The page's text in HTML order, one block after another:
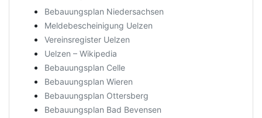
Bebauungsplan Niedersachsen
Meldebescheinigung Uelzen
Vereinsregister Uelzen
Uelzen – Wikipedia
Bebauungsplan Celle
Bebauungsplan Wieren
Bebauungsplan Ottersberg
Bebauungsplan Bad Bevensen